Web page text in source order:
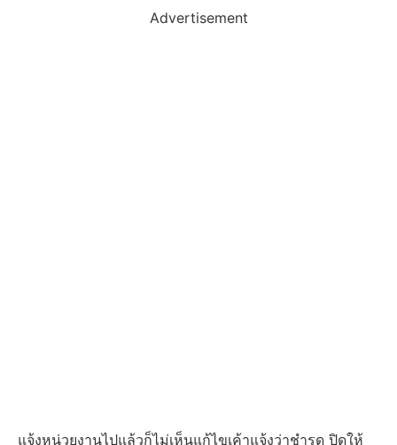
Advertisement
แจ้งหน่วยงานไปแล้วก็ไม่เห็นแก้ไขเค้าแจ้งว่าชำรุด ปิดให้